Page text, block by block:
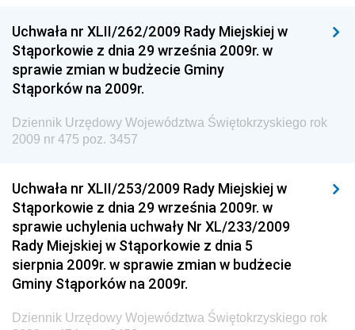
Dziennik Urzędowy Ministra Kultury, Dziedzictwa
Narodowego i Sportu
Dziennik Urzędowy Ministra Rodziny i Polityki
Społecznej
Dziennik Urzędowy Komendy Głównej Straży
Granicznej
Drogowego
Dziennik Urzędowy Narodowego Banku Polskiego
Dziennik Urzędowy Komendy Głównej Policji
Dziennik Urzędowy Ministra Pracy i Polityki
Społecznej
Dziennik Urzędowy Ministra Transportu, Budownictwa
i Gospodarki Morskiej
Uchwała nr XLII/262/2009 Rady Miejskiej w
Stąporkowie z dnia 29 września 2009r. w
sprawie zmian w budżecie Gminy
Stąporków na 2009r.
Dziennik Urzędowy Województwa Świętokrzyskiego rok
2009 nr 475 poz. 3457
Uchwała nr XLII/253/2009 Rady Miejskiej w
Stąporkowie z dnia 29 września 2009r. w
sprawie uchylenia uchwały Nr XL/233/2009
Rady Miejskiej w Stąporkowie z dnia 5
sierpnia 2009r. w sprawie zmian w budżecie
Gminy Stąporków na 2009r.
Dziennik Urzędowy Województwa Świętokrzyskiego rok